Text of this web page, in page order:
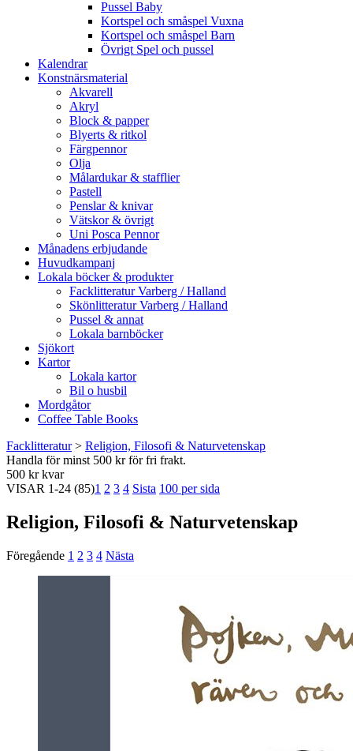
Pussel Baby
Kortspel och småspel Vuxna
Kortspel och småspel Barn
Övrigt Spel och pussel
Kalendrar
Konstnärsmaterial
Akvarell
Akryl
Block & papper
Blyerts & ritkol
Färgpennor
Olja
Målardukar & stafflier
Pastell
Penslar & knivar
Vätskor & övrigt
Uni Posca Pennor
Månadens erbjudande
Huvudkampanj
Lokala böcker & produkter
Facklitteratur Varberg / Halland
Skönlitteratur Varberg / Halland
Pussel & annat
Lokala barnböcker
Sjökort
Kartor
Lokala kartor
Bil o husbil
Mordgåtor
Coffee Table Books
Facklitteratur> Religion, Filosofi & Naturvetenskap
Handla för minst 500 kr för fri frakt.
500 kr kvar
VISAR 1-24 (85)1 2 3 4 Sista 100 per sida
Religion, Filosofi & Naturvetenskap
Föregående 1 2 3 4 Nästa